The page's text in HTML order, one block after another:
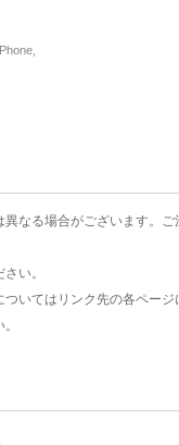
なる場合がございます。ご
い。
いてはリンク先の各ページ